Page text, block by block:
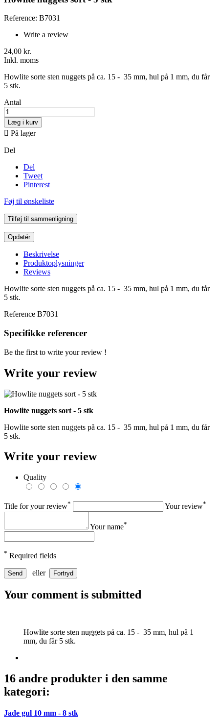
Reference: B7031
Write a review
24,00 kr.
Inkl. moms
Howlite sorte sten nuggets på ca. 15 - 35 mm, hul på 1 mm, du får
5 stk.
Antal
Læg i kurv
 På lager
Del
Del
Tweet
Pinterest
Føj til ønskeliste
Tilføj til sammenligning
Beskrivelse
Produktoplysninger
Reviews
Howlite sorte sten nuggets på ca. 15 - 35 mm, hul på 1 mm, du får
5 stk.
Reference B7031
Specifikke referencer
Be the first to write your review !
Write your review
Howlite nuggets sort - 5 stk
Howlite sorte sten nuggets på ca. 15 - 35 mm, hul på 1 mm, du får
5 stk.
Write your review
Quality
Title for your review* Your review*
Your name*
* Required fields
Send eller Fortryd
Your comment is submitted
Howlite sorte sten nuggets på ca. 15 - 35 mm, hul på 1
mm, du får 5 stk.
16 andre produkter i den samme
kategori:
Jade gul 10 mm - 8 stk